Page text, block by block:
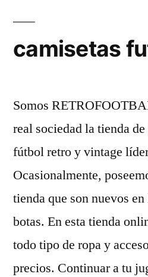
camisetas
Somos
real sociedad la tienda
fútbol retro y vintage
Ocasionalmente,
tienda que son nuevos
botas. En esta tienda
todo tipo de ropa y
precios. Continuar a tu